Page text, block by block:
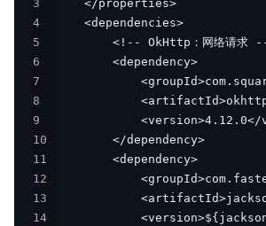
3
4
5
6
7
8
9
10
11
12
13
14